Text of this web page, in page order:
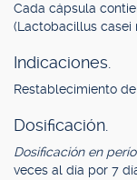
Cada cápsula
(Lactobacillus casei
Indicaciones.
Restablecimiento
Dosificación.
Dosificación en
veces al día por 7